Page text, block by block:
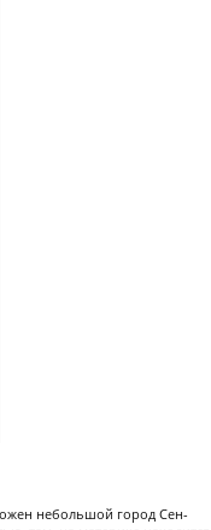
небольшой город Сен-